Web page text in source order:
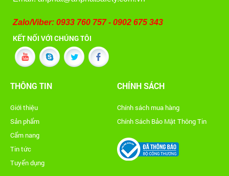
Zalo/Viber: 0933 760 757 - 0902 675 343
KẾT NỐI VỚI CHÚNG TÔI
THÔNG TIN
Giới thiệu
Sản phẩm
Cẩm nang
Tin tức
Tuyển dụng
CHÍNH SÁCH
Chính sách mua hàng
Chính Sách Bảo Mật Thông Tin